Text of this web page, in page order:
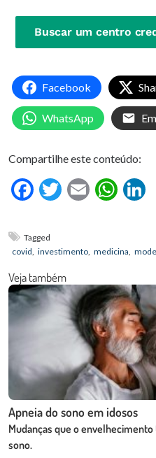
Buscar um centro
Facebook
WhatsApp
Compartilhe este conteúdo:
Facebook
Twitter
Email
Tagged
covid, investimento, medicina,
Veja também
Apneia do sono em idosos
Mudanças que o
sono.